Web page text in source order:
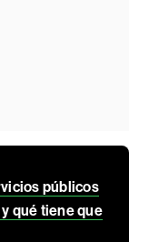
públicos
qué tiene que